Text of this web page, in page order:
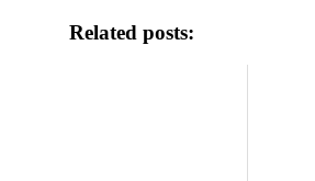
Related posts: